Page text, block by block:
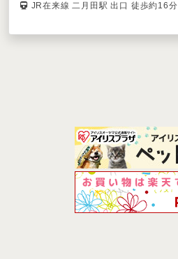
JR在来線 二月田駅 出口 徒歩約16分